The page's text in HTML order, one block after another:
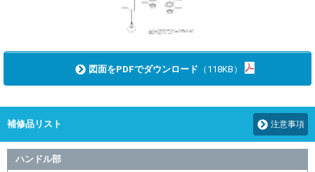
図面をPDFでダウンロード （118KB）
補修品リスト 注意事項
ハンドル部